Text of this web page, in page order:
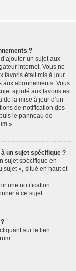
?
un sujet aux
internet. Vous ne
favoris était mis à jour.
aux abonnements. Vous
ajouté aux favoris est
de la mise à jour d’un
de notification des
le panneau de
».
un sujet spécifique ?
sujet spécifique en
sujet », situé en haut et
une notification
à ce sujet.
sur le lien